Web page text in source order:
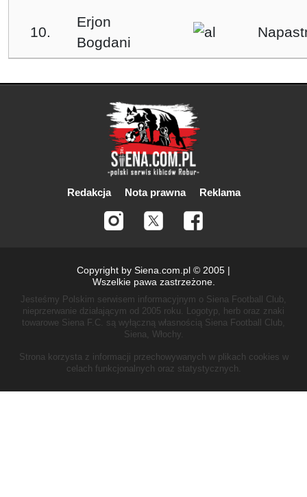
10.
Erjon
Bogdani
Redakcja Nota prawna Reklama
Copyright by Siena.com.pl © 2005 |
Wszelkie pawa zastrzeżone.
Jesteśmy Polskim serwisem informacyjnym o Siena Football Club,
nieprzerwanie działającym od 2005 roku. Logotyp, herb oraz znaki
towarowe Siena F.C. są wyłączną własnością Siena Football Club,
Siena, Włochy.
Strona korzysta z informacji przechowywanych w plikach cookies w
celach funkcjonalnych oraz statystycznych.